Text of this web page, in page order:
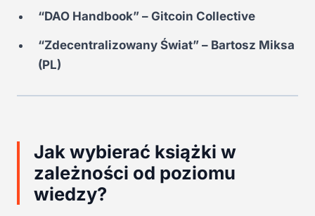
“DAO Handbook” – Gitcoin Collective
“Zdecentralizowany Świat” – Bartosz Miksa
(PL)
Jak wybierać książki w
zależności od poziomu
wiedzy?